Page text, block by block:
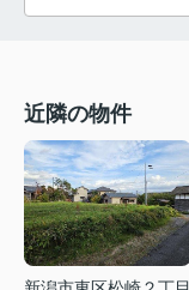
近隣の物件